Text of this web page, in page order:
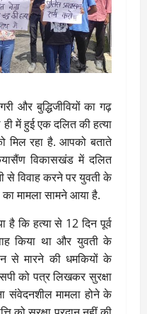
और बुद्धिजीवियों का गढ़
में हुई एक दलित की हत्या
रहा है. आपको बताते
विकासखंड में दलित
से विवाह करने पर युवती के
का मामला सामने आया है.
है कि हत्या से 12 दिन पूर्व
किया था और युवती के
से मारने की धमकियों के
को पत्र लिखकर सुरक्षा
संवेदनशील मामला होने के